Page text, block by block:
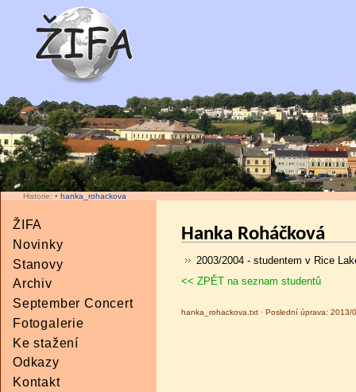
Historie: • hanka_rohackova
Hanka Roháčková
2003/2004 - studentem v Rice
<< ZPĚT na seznam studentů
hanka_rohackova.txt · Poslední úprava: 2013/
ŽIFA
Novinky
Stanovy
Archiv
September Concert
Fotogalerie
Ke stažení
Odkazy
Kontakt